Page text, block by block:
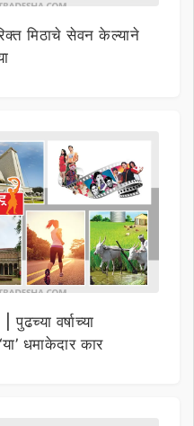
मिठाचे सेवन केल्याने
वर्षाच्या
धमाकेदार कार